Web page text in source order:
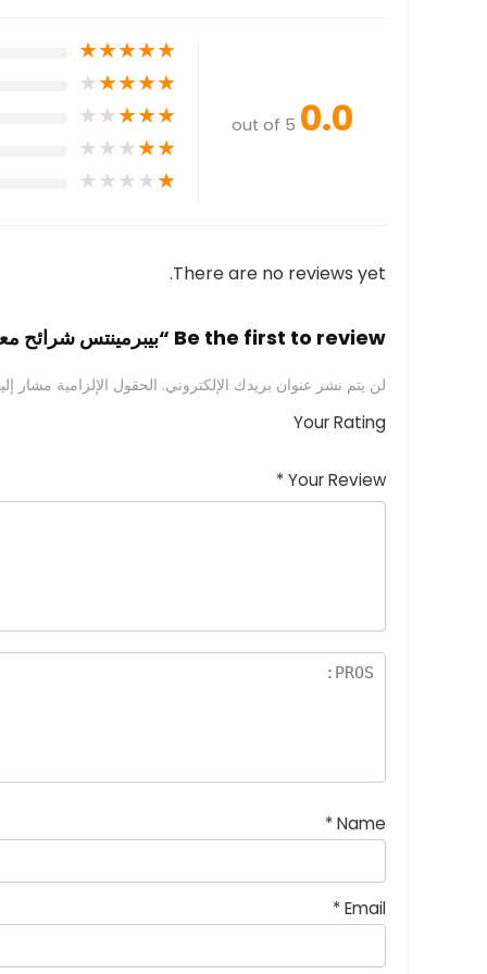
0.0
out of 5
★
★
★
★
★
★
★
★
★
★
★
★
★
★
★
★
★
★
★
★
★
★
★
★
★
There are no reviews yet.
Be the first to review “بيبرمينتس شرائح معطرة للفم ليمون 24 قطعة”
لن يتم نشر عنوان بريدك الإلكتروني. الحقول الإلزامية مشار
Your Rating
Your Review
*
Name
*
Email
*